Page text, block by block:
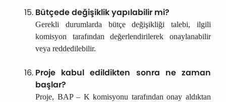
Bütçede değişiklik yapılabilir mi?
Gerekli durumlarda bütçe değişikliği talebi, ilgili
komisyon tarafından değerlendirilerek onaylanabilir
veya reddedilebilir.
Proje kabul edildikten sonra ne zaman
başlar?
Proje, BAP – K komisyonu tarafından onay aldıktan